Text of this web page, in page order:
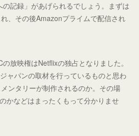
記録」があげられるでしょう。まずは
、その後Amazonプライムで配信され
放映権はNetflixの独占となりました。
ャパンの取材を行っているものと思わ
ンタリーが制作されるのか。その場
かなどはまったくもって分かりませ